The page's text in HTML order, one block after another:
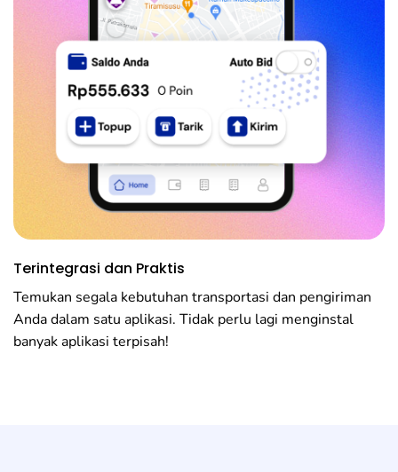
Terintegrasi dan Praktis
Temukan segala kebutuhan transportasi dan pengiriman
Anda dalam satu aplikasi. Tidak perlu lagi menginstal
banyak aplikasi terpisah!